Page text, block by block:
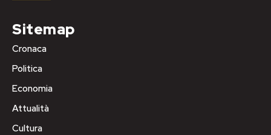
Sitemap
Cronaca
Politica
Economia
Attualità
Cultura